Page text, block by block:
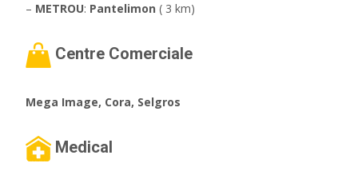
– METROU: Pantelimon ( 3 km)
Centre Comerciale
Mega Image, Cora, Selgros
Medical